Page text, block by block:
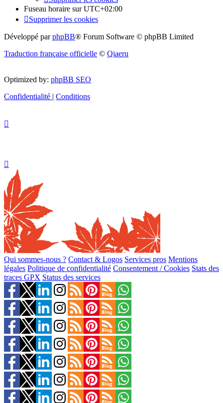
Fuseau horaire surUTC+02:00
Supprimer les cookies
Développé parphpBB® Forum Software © phpBB Limited
Traduction française officielle © Qiaeru
Optimized by: phpBB SEO
Confidentialité | Conditions
Qui sommes-nous ? Contact & Logos Services pros Mentions
légales Politique de confidentialité Consentement / Cookies Stats des
traces GPX Status des services